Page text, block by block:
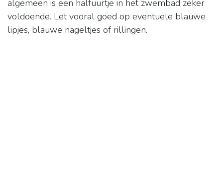
algemeen is een halfuurtje in het zwembad zeker
voldoende. Let vooral goed op eventuele blauwe
lipjes, blauwe nageltjes of rillingen.